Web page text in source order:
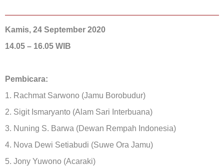
Kamis, 24 September 2020
14.05 – 16.05 WIB
Pembicara:
1. Rachmat Sarwono (Jamu Borobudur)
2. Sigit Ismaryanto (Alam Sari Interbuana)
3. Nuning S. Barwa (Dewan Rempah Indonesia)
4. Nova Dewi Setiabudi (Suwe Ora Jamu)
5. Jony Yuwono (Acaraki)